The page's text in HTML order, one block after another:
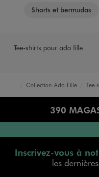
Shorts et bermudas
Tee-shirts pour ado fille
AccueilCollection Ado Fille
390
Inscrivez-vous à
les